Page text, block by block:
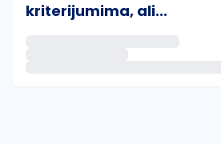
kriterijumima, ali...